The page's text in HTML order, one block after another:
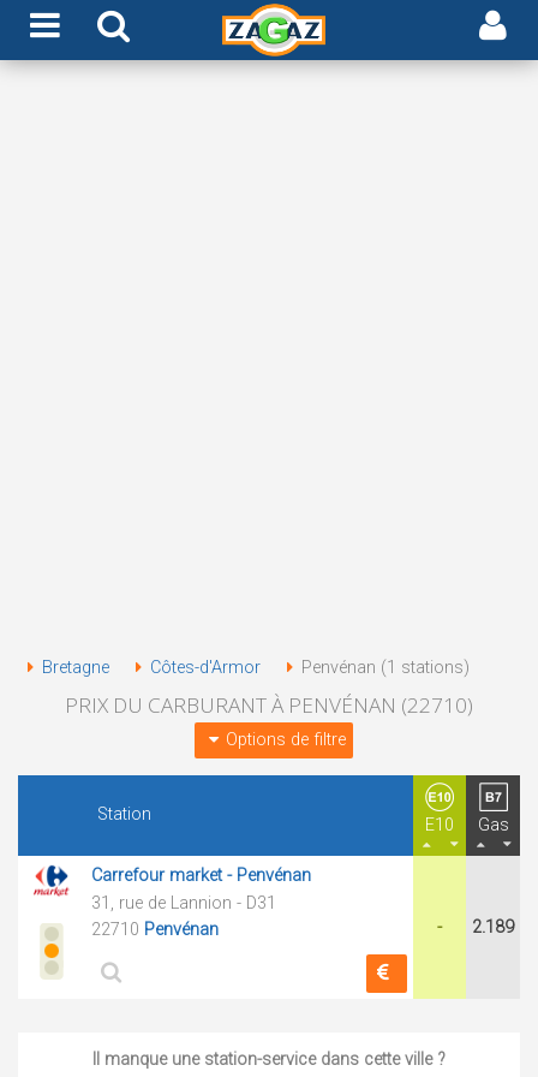
Bretagne Côtes-d'Armor Penvénan (1 stations)
PRIX DU CARBURANT À PENVÉNAN (22710)
Options de filtre
Station
E10 Gas
Carrefour market - Penvénan
31, rue de Lannion - D31
22710 Penvénan - 2.189
Il manque une station-service dans cette ville ?